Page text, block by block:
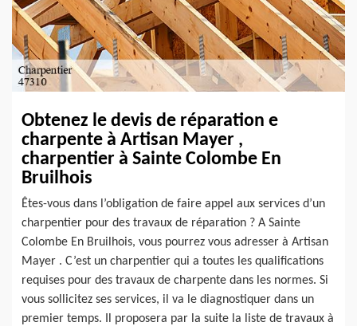
Obtenez le devis de réparation e
charpente à Artisan Mayer ,
charpentier à Sainte Colombe En
Bruilhois
Êtes-vous dans l’obligation de faire appel aux services d’un
charpentier pour des travaux de réparation ? A Sainte
Colombe En Bruilhois, vous pourrez vous adresser à Artisan
Mayer . C’est un charpentier qui a toutes les qualifications
requises pour des travaux de charpente dans les normes. Si
vous sollicitez ses services, il va le diagnostiquer dans un
premier temps. Il proposera par la suite la liste de travaux à